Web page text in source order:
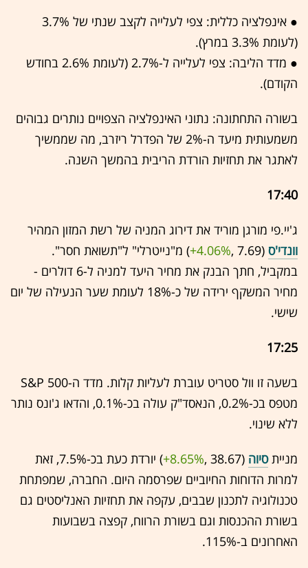
● אינפלציה כללית: צפי לעלייה לקצב שנתי של 3.7%
(לעומת 3.3% במרץ).
● מדד הליבה: צפי לעלייה ל-2.7% (לעומת 2.6% בחודש
הקודם).
בשורה התחתונה: נתוני האינפלציה הצפויים נותרים גבוהים
משמעותית מיעד ה-2% של הפדרל ריזרב, מה שממשיך
לאתגר את תחזיות הורדת הריבית בהמשך השנה.
17:40
ג'יי.פי מורגן מוריד את דירוג המניה של רשת המזון המהיר
וונדי'ס (7.69 ,‎
+4.06%‏) מ"נייטרלי" ל"תשואת חסר".
במקביל, חתך הבנק את מחיר היעד למניה ל-6 דולרים -
מחיר המשקף ירידה של כ-18% לעומת שער הנעילה של יום
שישי.
17:25
בשעה זו וול סטריט עוברת לעליות קלות. מדד ה-S&P 500
מטפס בכ-0.2%, הנאסד"ק עולה בכ-0.1%, והדאו ג'ונס נותר
ללא שינוי.
מנייתסיוה (38.67 ,‎
+8.65%
‏) יורדת כעת בכ-7.5%, זאת
למרות הדוחות החיוביים שפרסמה היום. החברה, שמפתחת
טכנולוגיה לתכנון שבבים, עקפה את תחזיות האנליסטים גם
בשורת ההכנסות וגם בשורת הרווח, קפצה בשבועות
האחרונים ב-115%.